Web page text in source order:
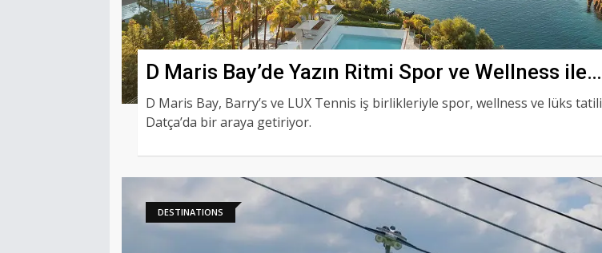
D Maris Bay’de Yazın Ritmi Spor ve Wellness ile
Yükseliyor
D Maris Bay, Barry’s ve LUX Tennis iş birlikleriyle spor, wellness ve lüks tatili
Datça’da bir araya getiriyor.
DESTINATIONS